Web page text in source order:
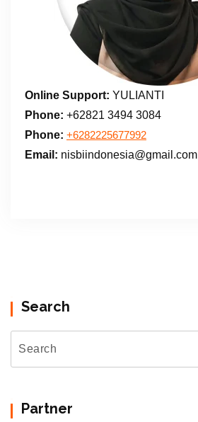
Online Support: YULIANTI
Phone: +62821 3494 3084
Phone: +6282225677992
Email: nisbiindonesia@gmail.com
Search
Partner